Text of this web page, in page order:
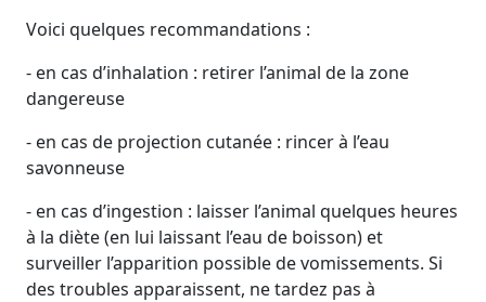
Voici quelques recommandations :
- en cas d’inhalation : retirer l’animal de la zone
dangereuse
- en cas de projection cutanée : rincer à l’eau
savonneuse
- en cas d’ingestion : laisser l’animal quelques heures
à la diète (en lui laissant l’eau de boisson) et
surveiller l’apparition possible de vomissements. Si
des troubles apparaissent, ne tardez pas à